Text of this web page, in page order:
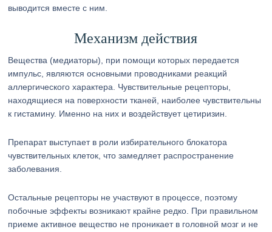
выводится вместе с ним.
Механизм действия
Вещества (медиаторы), при помощи которых передается
импульс, являются основными проводниками реакций
аллергического характера. Чувствительные рецепторы,
находящиеся на поверхности тканей, наиболее чувствительны
к гистамину. Именно на них и воздействует цетиризин.
Препарат выступает в роли избирательного блокатора
чувствительных клеток, что замедляет распространение
заболевания.
Остальные рецепторы не участвуют в процессе, поэтому
побочные эффекты возникают крайне редко. При правильном
приеме активное вещество не проникает в головной мозг и не